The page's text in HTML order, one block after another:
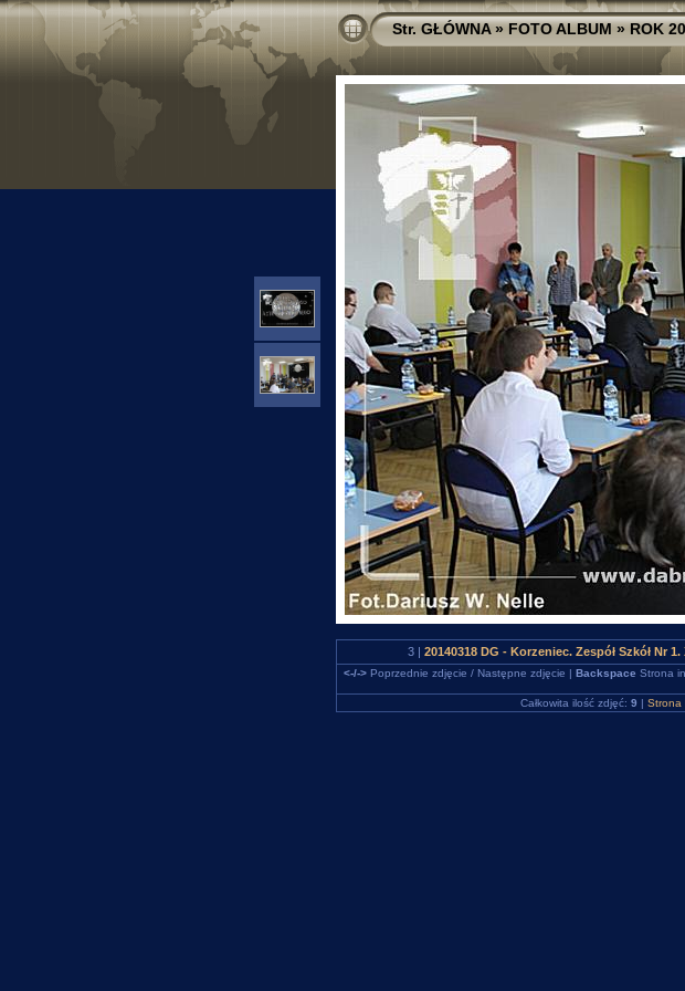
Str. GŁÓWNA»FOTO ALBUM»ROK
3 | 20140318 DG - Korzeniec. Zespół Szkół Nr
<-/->Poprzednie zdjęcie / Następne zdjęcie | Backspace Strona
Całkowita ilość zdjęć: 9 | Strona